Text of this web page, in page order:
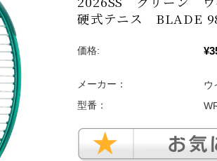
硬式テニス BLADE
価格:
メーカー：
ウ
型番：